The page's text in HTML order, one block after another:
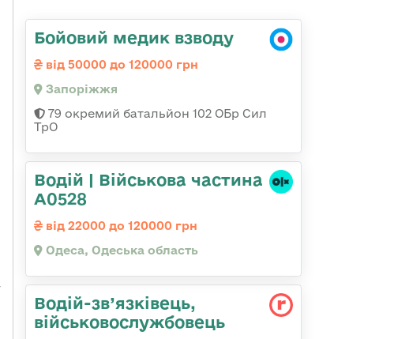
Бойовий медик взводу
від 50000 до 120000 грн
Запоріжжя
79 окремий батальйон 102 ОБр Сил
ТрО
Водій | Військова частина
А0528
від 22000 до 120000 грн
Одеса, Одеська область
Водій-зв’язківець,
військовослужбовець